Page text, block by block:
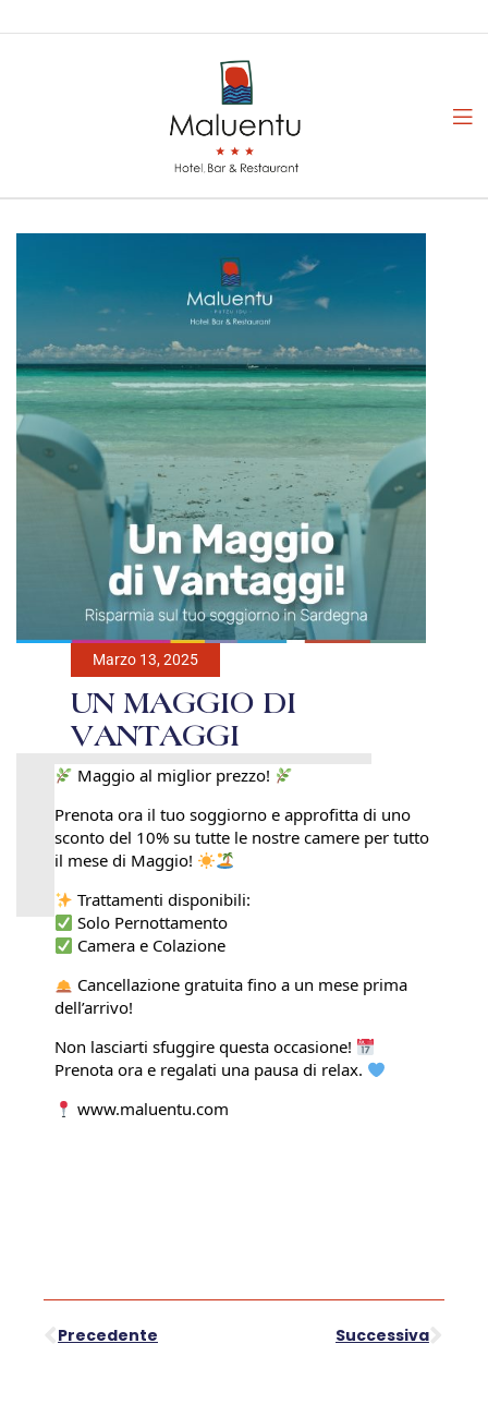
Marzo 13, 2025
UN MAGGIO DI
VANTAGGI
Maggio al miglior prezzo!
Prenota ora il tuo soggiorno e approfitta di uno
sconto del 10% su tutte le nostre camere per tutto
il mese di Maggio!
Trattamenti disponibili:
Solo Pernottamento
Camera e Colazione
Cancellazione gratuita fino a un mese prima
dell’arrivo!
Non lasciarti sfuggire questa occasione!
Prenota ora e regalati una pausa di relax.
www.maluentu.com
Precedente Successiva